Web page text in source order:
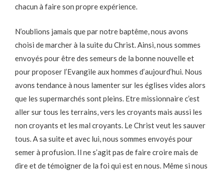
chacun à faire son propre expérience.
N’oublions jamais que par notre baptême, nous avons
choisi de marcher à la suite du Christ. Ainsi, nous sommes
envoyés pour être des semeurs de la bonne nouvelle et
pour proposer l’Evangile aux hommes d’aujourd’hui. Nous
avons tendance à nous lamenter sur les églises vides alors
que les supermarchés sont pleins. Etre missionnaire c’est
aller sur tous les terrains, vers les croyants mais aussi les
non croyants et les mal croyants. Le Christ veut les sauver
tous. A sa suite et avec lui, nous sommes envoyés pour
semer à profusion. Il ne s’agit pas de faire croire mais de
dire et de témoigner de la foi qui est en nous. Même si nous